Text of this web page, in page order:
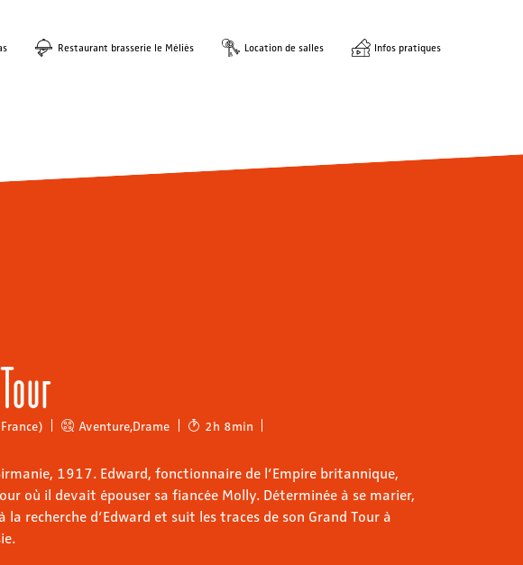
Restaurant brasserie le Méliès Location de salles Infos pratiques
Aventure, Drame 2h 8min
1917. Edward, fonctionnaire de l’Empire britannique,
où il devait épouser sa fiancée Molly. Déterminée à se marier,
la recherche d’Edward et suit les traces de son Grand Tour à